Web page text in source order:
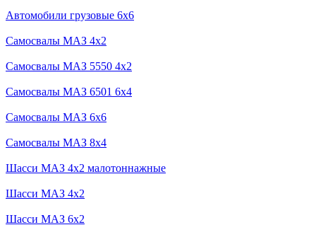
Автомобили грузовые 6x6
Самосвалы МАЗ 4x2
Самосвалы МАЗ 5550 4x2
Самосвалы МАЗ 6501 6x4
Самосвалы МАЗ 6x6
Самосвалы МАЗ 8x4
Шасси МАЗ 4x2 малотоннажные
Шасси МАЗ 4x2
Шасси МАЗ 6x2